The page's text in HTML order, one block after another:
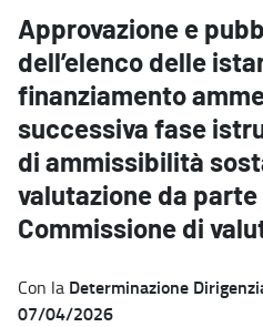
Approvazione e
dell’elenco delle
finanziamento
successiva fase
di ammissibilità
valutazione da parte
Commissione di
Con la Determinazione
07/04/2026